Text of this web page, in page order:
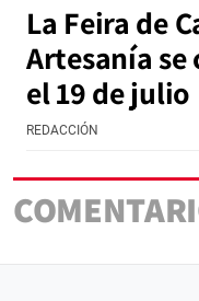
La Feira de
Artesanía se
el 19 de julio
REDACCIÓN